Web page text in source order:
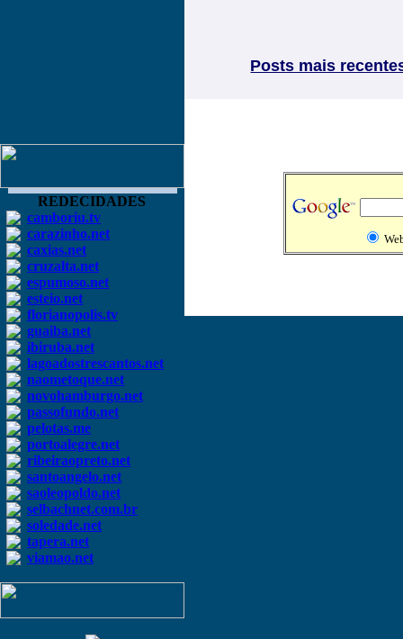
REDECIDADES
camboriu.tv
carazinho.net
caxias.net
cruzalta.net
espumoso.net
esteio.net
florianopolis.tv
guaiba.net
ibiruba.net
lagoadostrescantos.net
naometoque.net
novohamburgo.net
passofundo.net
pelotas.me
portoalegre.net
ribeiraopreto.net
santoangelo.net
saoleopoldo.net
selbachnet.com.br
soledade.net
tapera.net
viamao.net
Posts mais